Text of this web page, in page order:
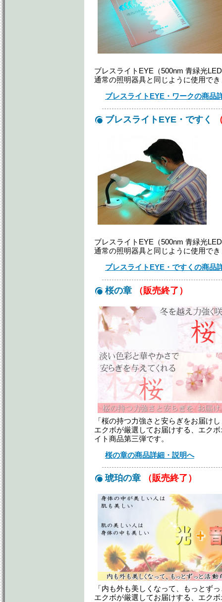
ブレスライトEYE（500nm 青緑光
通常の照明器具と同じように使用で
ブレスライトEYE・ワークの商品
ブレスライトEYE・ですく
ブレスライトEYE（500nm 青緑光
通常の照明器具と同じように使用で
ブレスライトEYE・ですくの商品
桜の章 （販売終了）
「桜の持つ力強さと安らぎをお届け
エクボが厳選してお届けする、エク
イト商品第三弾です。
桜の章の商品詳細・説明へ
琥珀の章 （販売終了）
「内も外も美しくなって、もっとず
エクボが厳選してお届けする、エク